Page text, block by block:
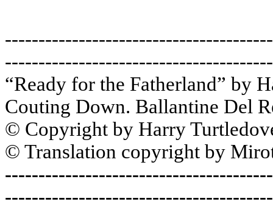
“Ready for the Fatherland” by
Couting Down. Ballantine Del
© Copyright by Harry
© Translation copyright by